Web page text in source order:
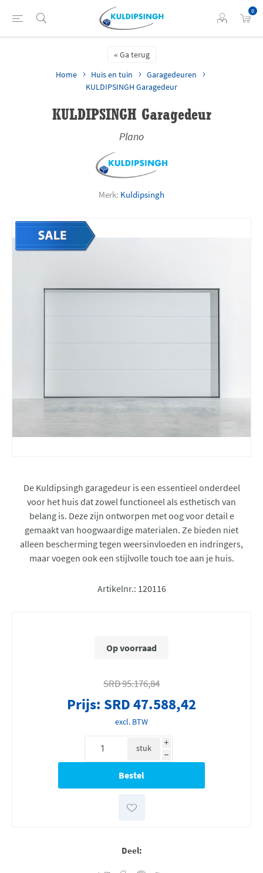
0
Ga terug
Home
Huis en tuin
Garagedeuren
KULDIPSINGH Garagedeur
KULDIPSINGH Garagedeur
Plano
Merk: Kuldipsingh
De Kuldipsingh garagedeur is een essentieel onderdeel
voor het huis dat zowel functioneel als esthetisch van
belang is. Deze zijn ontworpen met oog voor detail e
gemaakt van hoogwaardige materialen. Ze bieden niet
alleen bescherming tegen weersinvloeden en indringers,
maar voegen ook een stijlvolle touch toe aan je huis.
Artikelnr.: 120116
Op voorraad
SRD 95.176,84
Prijs: SRD 47.588,42
excl. BTW
i
h
stuk
Deel: